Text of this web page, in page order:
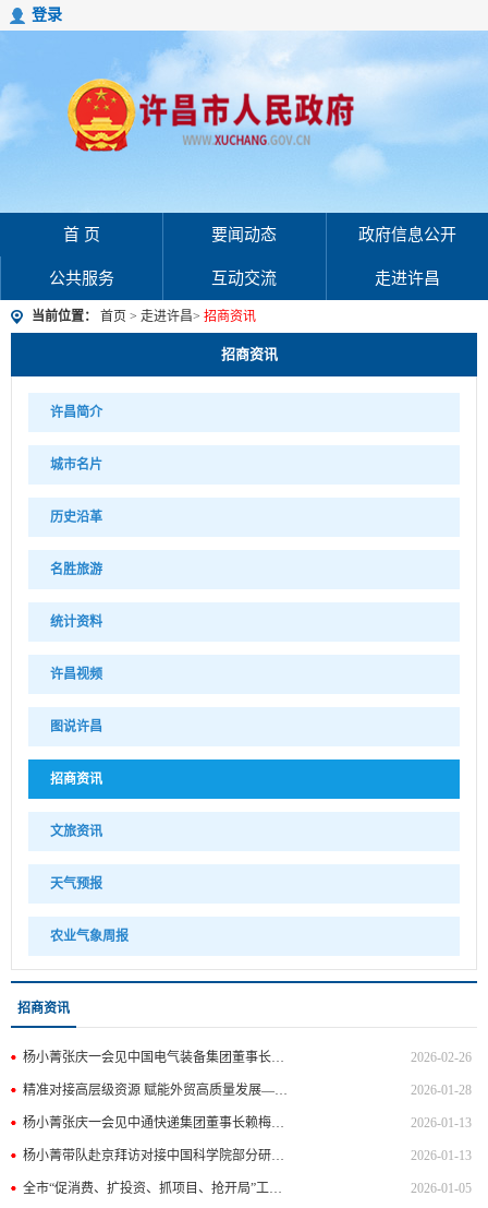
登录
首 页 要闻动态 政府信息公开
公共服务 互动交流 走进许昌
当前位置： 首页 > 走进许昌> 招商资讯
招商资讯
许昌简介
城市名片
历史沿革
名胜旅游
统计资料
许昌视频
图说许昌
招商资讯
文旅资讯
天气预报
农业气象周报
招商资讯
杨小菁张庆一会见中国电气装备集团董事长李洪凤 2026-02-26
精准对接高层级资源 赋能外贸高质量发展——市商务局赴京开展贸易促进对接活动 2026-01-28
杨小菁张庆一会见中通快递集团董事长赖梅松一行 2026-01-13
杨小菁带队赴京拜访对接中国科学院部分研究所和融通科技服务集团 2026-01-13
全市“促消费、扩投资、抓项目、抢开局”工作会议召开 2026-01-05